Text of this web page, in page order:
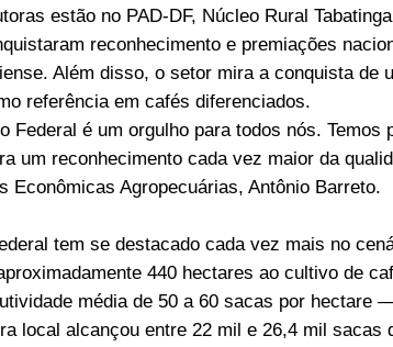
estão no PAD-DF, Núcleo Rural
reconhecimento e premiações
Além disso, o setor mira a conquista de
referência em cafés diferenciados.
Federal é um orgulho para todos nós. Temos
um reconhecimento cada vez maior da
Econômicas Agropecuárias, Antônio Barreto.
tem se destacado cada vez mais no
440 hectares ao cultivo de
média de 50 a 60 sacas por hectare
local alcançou entre 22 mil e 26,4 mil sacas